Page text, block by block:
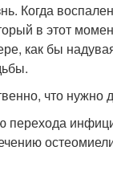
Когда
в этот
как бы
что нужно